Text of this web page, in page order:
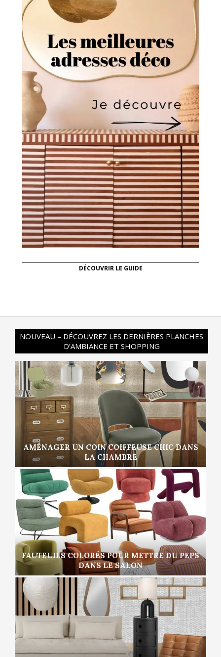
DÉCOUVRIR LE GUIDE
NOUVEAU – DÉCOUVREZ LES DERNIÈRES PLANCHES
D’AMBIANCE ET SHOPPING
AMÉNAGER UN COIN COIFFEUSE CHIC DANS
LA CHAMBRE
FAUTEUILS COLORÉS POUR METTRE DU PEPS
DANS LE SALON